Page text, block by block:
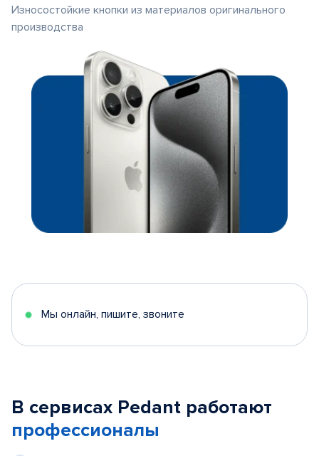
Износостойкие кнопки из материалов оригинального
производства
Мы онлайн, пишите, звоните
В сервисах Pedant работают
профессионалы